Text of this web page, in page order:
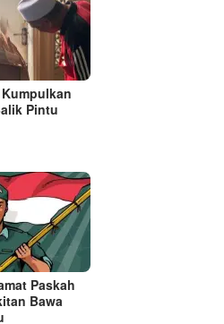
Pintu
Paskah
Bawa